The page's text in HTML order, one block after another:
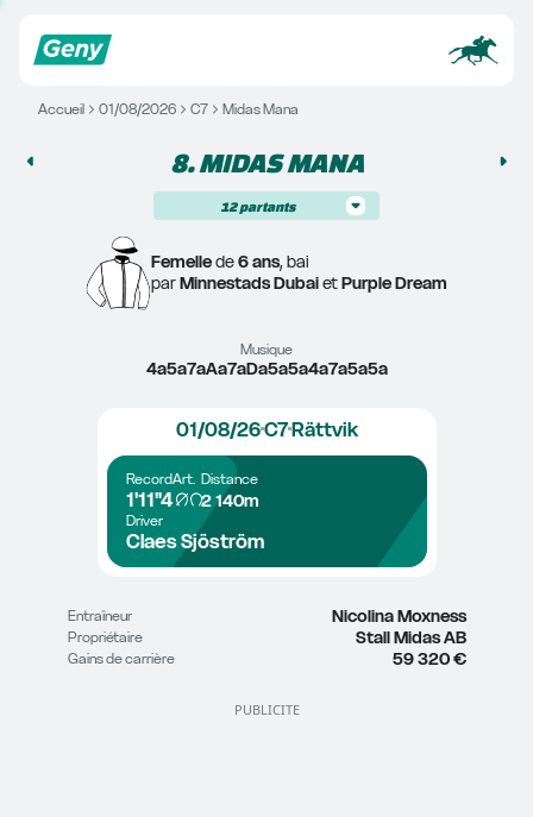
Accueil 01/08/2026 C7 Midas Mana
8. MIDAS MANA
12 partants
Femelle de 6 ans, bai
par Minnestads Dubai et Purple Dream
Musique
4a5a7aAa7aDa5a5a4a7a5a5a
01/08/26C7Rättvik
Record
1'11"4
Art. Distance
2 140m
Driver
Claes Sjöström
Entraîneur Nicolina Moxness
Propriétaire Stall Midas AB
Gains de carrière 59 320 €